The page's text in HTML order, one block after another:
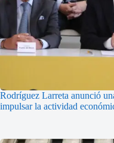
Rodríguez Larreta anunció
impulsar la actividad